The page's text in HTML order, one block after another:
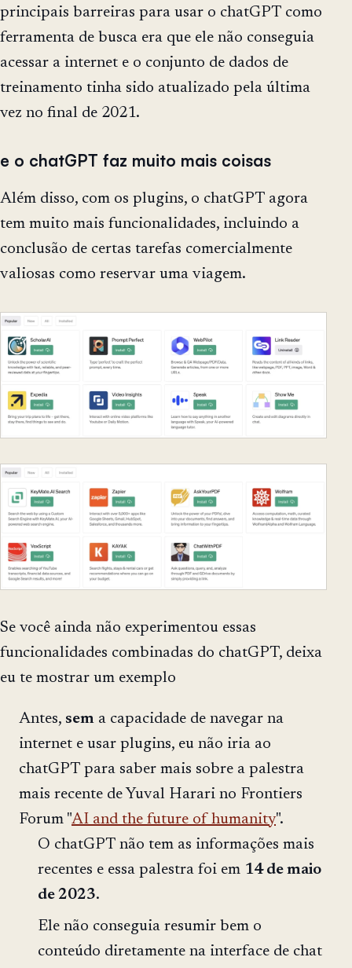
principais barreiras para usar o chatGPT como
ferramenta de busca era que ele não conseguia
acessar a internet e o conjunto de dados de
treinamento tinha sido atualizado pela última
vez no final de 2021.
e o chatGPT faz muito mais coisas
Além disso, com os plugins, o chatGPT agora
tem muito mais funcionalidades, incluindo a
conclusão de certas tarefas comercialmente
valiosas como reservar uma viagem.
Se você ainda não experimentou essas
funcionalidades combinadas do chatGPT, deixa
eu te mostrar um exemplo
Antes, sem a capacidade de navegar na
internet e usar plugins, eu não iria ao
chatGPT para saber mais sobre a palestra
mais recente de Yuval Harari no Frontiers
Forum "AI and the future of humanity".
O chatGPT não tem as informações mais
recentes e essa palestra foi em 14 de maio
de 2023.
Ele não conseguia resumir bem o
conteúdo diretamente na interface de chat